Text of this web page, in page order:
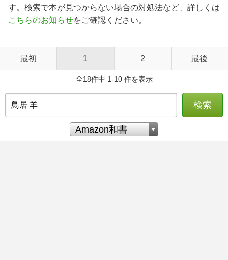
す。検索で本が見つからない場合の対処法など、詳しくは
こちらのお知らせをご確認ください。
最初 1 2 最後
全18件中 1-10 件を表示
検索